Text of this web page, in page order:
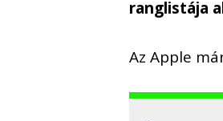
ranglistája
Az Apple